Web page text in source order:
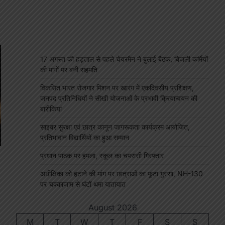
17 अगस्त की हड़ताल से पहले चेयरमैन ने बुलाई बैठक, बिजली कर्मियों
की मांगों पर बनी सहमति
विकसित भारत रोजगार मिशन पर खारंग में एकदिवसीय प्रशिक्षण,
जनपद प्रतिनिधियों ने सीखी योजनाओं के प्रभावी क्रियान्वयन की
बारीकियां
साइबर सुरक्षा एवं छात्र कानून जागरूकता कार्यक्रम आयोजित,
प्रतिभावान विद्यार्थियों का हुआ सम्मान
प्रधान पाठक पर हमला, स्कूल का चपरासी गिरफ्तार
अधीक्षिका को हटाने की मांग पर छात्राओं का फूटा गुस्सा, NH-130
पर चक्काजाम से घंटों थमा यातायात
August 2026
M
T W T F S S